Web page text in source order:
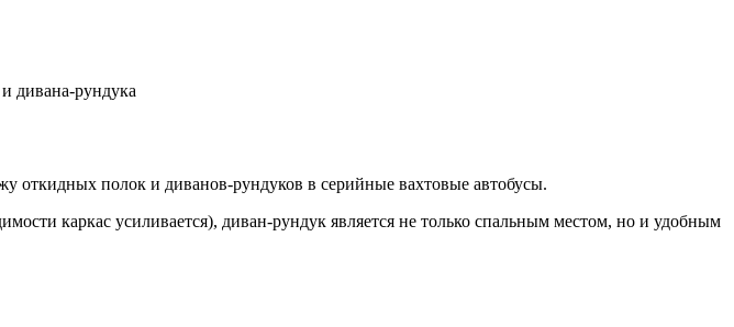
дивана-рундука
откидных полок и диванов-рундуков в серийные вахтовые автобусы.
каркас усиливается), диван-рундук является не только спальным местом, но и удобным